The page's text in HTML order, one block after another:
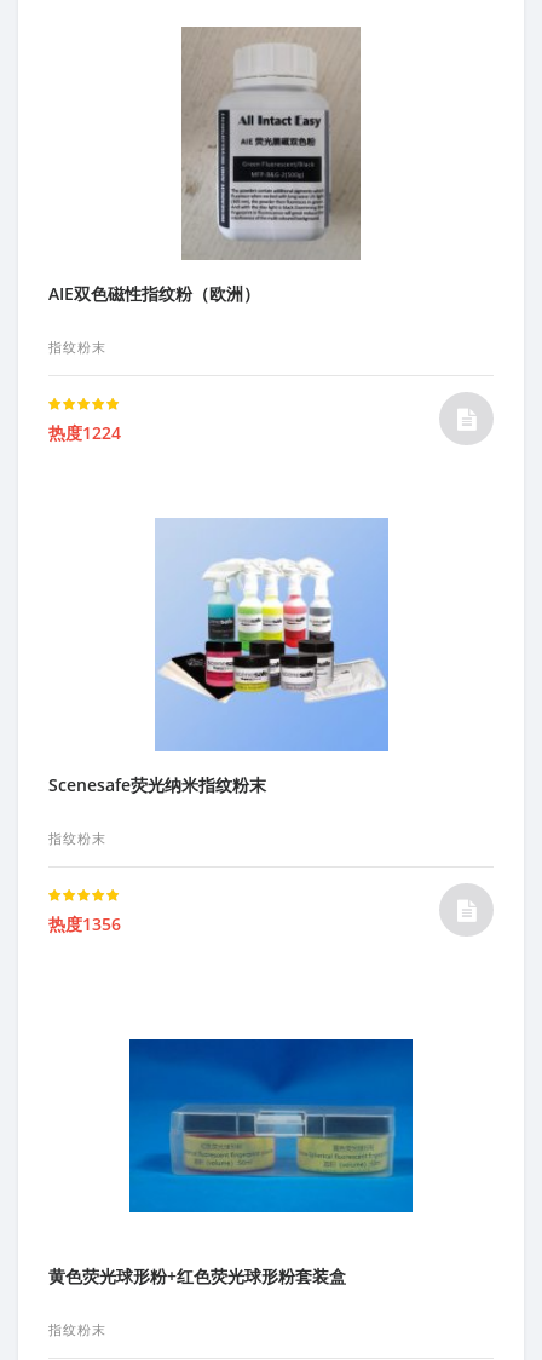
AIE双色磁性指纹粉（欧洲）
指纹粉末
Rated
5.00out of 5
热度1224
Scenesafe荧光纳米指纹粉末
指纹粉末
Rated
5.00out of 5
热度1356
黄色荧光球形粉+红色荧光球形粉套装盒
指纹粉末